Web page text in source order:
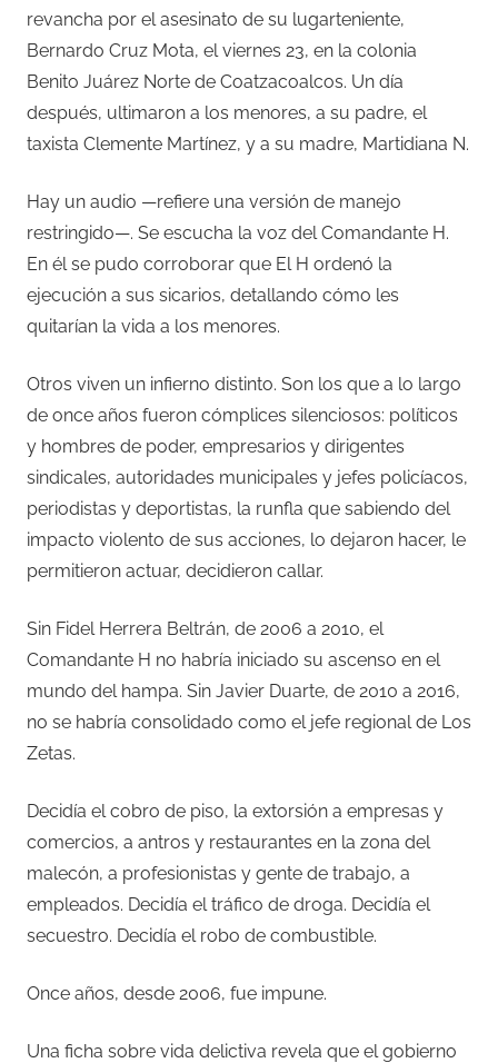
revancha por el asesinato de su lugarteniente,
Bernardo Cruz Mota, el viernes 23, en la colonia
Benito Juárez Norte de Coatzacoalcos. Un día
después, ultimaron a los menores, a su padre, el
taxista Clemente Martínez, y a su madre, Martidiana N.
Hay un audio —refiere una versión de manejo
restringido—. Se escucha la voz del Comandante H.
En él se pudo corroborar que El H ordenó la
ejecución a sus sicarios, detallando cómo les
quitarían la vida a los menores.
Otros viven un infierno distinto. Son los que a lo largo
de once años fueron cómplices silenciosos: políticos
y hombres de poder, empresarios y dirigentes
sindicales, autoridades municipales y jefes policíacos,
periodistas y deportistas, la runfla que sabiendo del
impacto violento de sus acciones, lo dejaron hacer, le
permitieron actuar, decidieron callar.
Sin Fidel Herrera Beltrán, de 2006 a 2010, el
Comandante H no habría iniciado su ascenso en el
mundo del hampa. Sin Javier Duarte, de 2010 a 2016,
no se habría consolidado como el jefe regional de Los
Zetas.
Decidía el cobro de piso, la extorsión a empresas y
comercios, a antros y restaurantes en la zona del
malecón, a profesionistas y gente de trabajo, a
empleados. Decidía el tráfico de droga. Decidía el
secuestro. Decidía el robo de combustible.
Once años, desde 2006, fue impune.
Una ficha sobre vida delictiva revela que el gobierno